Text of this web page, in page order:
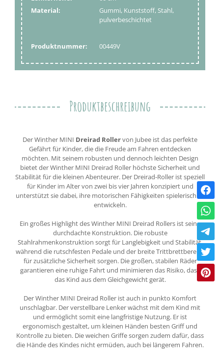
Material:
Gummi, Kunststoff, Stahl,
pulverbeschichtet
Produktnummer: 00449V
Produktbeschreibung
Der Winther MINI Dreirad Rollervon Jubee ist das perfekte
Gefährt für Kinder, die die Freude am Fahren entdecken
möchten. Mit seinem robusten und dennoch leichten Design
bietet der Winther MINI Dreirad Roller höchste Sicherheit und
Stabilität für die kleinen Abenteurer. Der Dreirad-Roller ist speziell
für Kinder im Alter von zwei bis vier Jahren konzipiert und
unterstützt sie dabei, ihre motorischen Fähigkeiten spielerisch zu
entwickeln.
Ein großes Highlight des Winther MINI Dreirad Rollers ist seine
durchdachte Konstruktion. Die robuste
Stahlrahmenkonstruktion sorgt für Langlebigkeit und Stabilität,
während die rutschfesten Pedale und der breite Trittbrettbereich
für zusätzliche Sicherheit sorgen. Die großen, stabilen Räder
garantieren eine ruhige Fahrt und minimieren das Risiko, dass
das Kind aus dem Gleichgewicht gerät.
Der Winther MINI Dreirad Roller ist auch in punkto Komfort
unschlagbar. Der verstellbare Lenker wächst mit dem Kind mit
und ermöglicht somit eine langfristige Nutzung. Er ist
ergonomisch gestaltet, um kleinen Händen besten Griff und
Kontrolle zu bieten. Die weichen Griffe sorgen zudem dafür, dass
die Hände des Kindes nicht ermüden, auch bei längerem Fahren.